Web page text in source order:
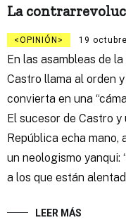
La
OPINIÓN 19
En las asambleas de
Castro llama al orden
convierta en una
El sucesor de Castro
República echa mano,
un neologismo yanqui:
a los que están
LEER MÁS